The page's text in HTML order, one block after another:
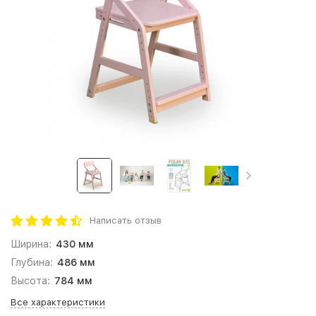
Написать отзыв
Ширина: 430 мм
Глубина: 486 мм
Высота: 784 мм
Все характеристики